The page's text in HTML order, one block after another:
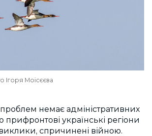
Ігоря Моісєєва
немає адміністративних
прифронтові українські регіони
спричинені війною.